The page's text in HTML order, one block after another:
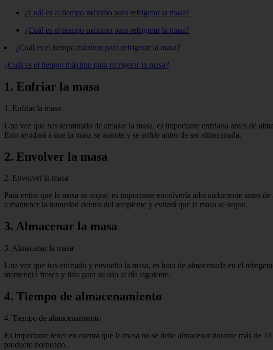
¿Cuál es el tiempo máximo para refrigerar la masa?
¿Cuál es el tiempo máximo para refrigerar la masa?
¿Cuál es el tiempo máximo para refrigerar la masa?
¿Cuál es el tiempo máximo para refrigerar la masa?
1. Enfriar la masa
1. Enfriar la masa
Una vez que has terminado de amasar la masa, es importante enfriarla antes de
Esto ayudará a que la masa se asiente y se enfríe antes de ser almacenada.
2. Envolver la masa
2. Envolver la masa
Para evitar que la masa se seque, es importante envolverla adecuadamente antes
a mantener la humedad dentro del recipiente y evitará que la masa se seque.
3. Almacenar la masa
3. Almacenar la masa
Una vez que has enfriado y envuelto la masa, es hora de almacenarla en el
mantendrá fresca y lista para su uso al día siguiente.
4. Tiempo de almacenamiento
4. Tiempo de almacenamiento
Es importante tener en cuenta que la masa no se debe almacenar durante más de
producto horneado.